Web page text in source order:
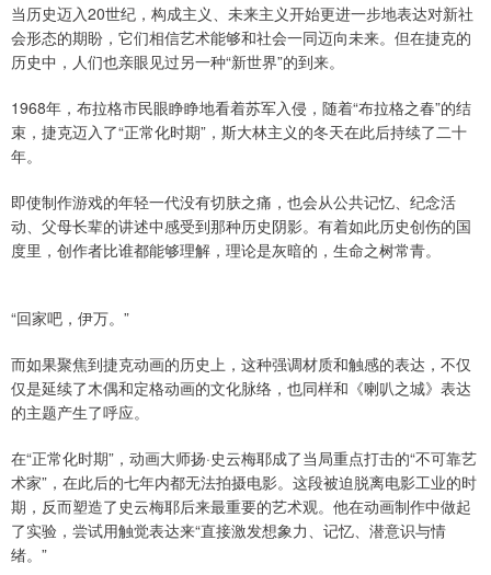
当历史迈入20世纪，构成主义、未来主义开始更进一步地表达对新社
会形态的期盼，它们相信艺术能够和社会一同迈向未来。但在捷克的
历史中，人们也亲眼见过另一种“新世界”的到来。
1968年，布拉格市民眼睁睁地看着苏军入侵，随着“布拉格之春”的结
束，捷克迈入了“正常化时期”，斯大林主义的冬天在此后持续了二十
年。
即使制作游戏的年轻一代没有切肤之痛，也会从公共记忆、纪念活
动、父母长辈的讲述中感受到那种历史阴影。有着如此历史创伤的国
度里，创作者比谁都能够理解，理论是灰暗的，生命之树常青。
“回家吧，伊万。”
而如果聚焦到捷克动画的历史上，这种强调材质和触感的表达，不仅
仅是延续了木偶和定格动画的文化脉络，也同样和《喇叭之城》表达
的主题产生了呼应。
在“正常化时期”，动画大师扬·史云梅耶成了当局重点打击的“不可靠艺
术家”，在此后的七年内都无法拍摄电影。这段被迫脱离电影工业的时
期，反而塑造了史云梅耶后来最重要的艺术观。他在动画制作中做起
了实验，尝试用触觉表达来“直接激发想象力、记忆、潜意识与情
绪。”